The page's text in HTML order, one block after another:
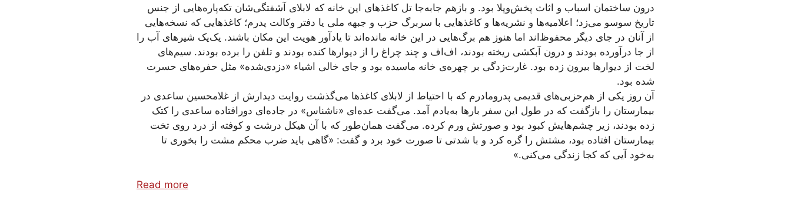
درون ساختمان اسباب و اثاث پخش‌وپلا بود. و بازهم جابه‌جا تل کاغذهای این خانه که لابلای آشفتگی‌شان تکه‌پاره‌هایی از جنس
تاریخ سوسو می‌زد؛ اعلامیه‌ها و نشریه‌ها و کاغذهایی با سربرگ حزب و جبهه ملی یا دفتر وکالت پدرم؛ کاغذهایی که نسخه‌هایی
از آنان در جای دیگر محفوظ‌اند اما هنوز هم برگ‌هایی در این خانه مانده‌اند تا یادآور هویت این مکان باشند. یک‌یک شیرهای آب را
از جا درآورده بودند و درون آبکشی ریخته بودند، اف‌اف و چند چراغ‌ را از دیوارها کنده بودند و تلفن را برده بودند. سیم‌های
لخت از دیوارها بیرون زده بود. غارت‌زدگی بر چهره‌ی خانه ماسیده بود و جای خالی اشیاء «دزدی‌شده» مثل حفره‌های حسرت
شده بود.
آن روز یکی از هم‌حزبی‌های قدیمی پدرومادرم که با احتیاط از لابلای کاغذها می‌گذشت روایت دیدارش از غلامحسین ساعدی در
بیمارستان را بازگفت که در طول این سفر بارها به‌یادم آمد. می‌گفت عده‌ای «ناشناس» در جاده‌ای دورافتاده ساعدی را کتک‌
زده بودند، زیر چشم‌هایش کبود بود و صورتش ورم کرده. می‌گفت همان‌طور که با آن هیکل درشت و کوفته از درد روی تخت
بیمارستان افتاده بود، مشتش را گره کرد و با شدتی تا صورت خود برد و گفت: «گاهی باید ضرب محکم مشت را بخوری تا
به‌خود آیی که کجا زندگی می‌کنی.»
Read more